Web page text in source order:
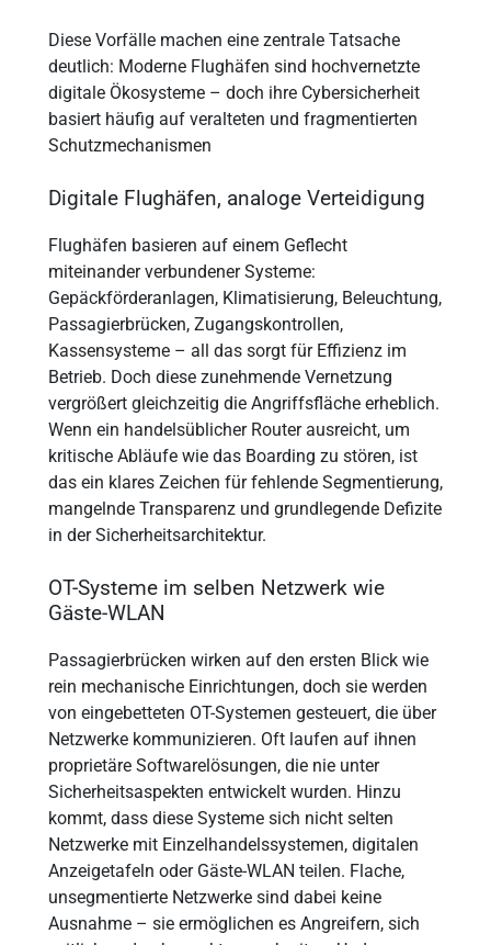
Diese Vorfälle machen eine zentrale Tatsache
deutlich: Moderne Flughäfen sind hochvernetzte
digitale Ökosysteme – doch ihre Cybersicherheit
basiert häufig auf veralteten und fragmentierten
Schutzmechanismen
Digitale Flughäfen, analoge Verteidigung
Flughäfen basieren auf einem Geflecht
miteinander verbundener Systeme:
Gepäckförderanlagen, Klimatisierung, Beleuchtung,
Passagierbrücken, Zugangskontrollen,
Kassensysteme – all das sorgt für Effizienz im
Betrieb. Doch diese zunehmende Vernetzung
vergrößert gleichzeitig die Angriffsfläche erheblich.
Wenn ein handelsüblicher Router ausreicht, um
kritische Abläufe wie das Boarding zu stören, ist
das ein klares Zeichen für fehlende Segmentierung,
mangelnde Transparenz und grundlegende Defizite
in der Sicherheitsarchitektur.
OT-Systeme im selben Netzwerk wie
Gäste-WLAN
Passagierbrücken wirken auf den ersten Blick wie
rein mechanische Einrichtungen, doch sie werden
von eingebetteten OT-Systemen gesteuert, die über
Netzwerke kommunizieren. Oft laufen auf ihnen
proprietäre Softwarelösungen, die nie unter
Sicherheitsaspekten entwickelt wurden. Hinzu
kommt, dass diese Systeme sich nicht selten
Netzwerke mit Einzelhandelssystemen, digitalen
Anzeigetafeln oder Gäste-WLAN teilen. Flache,
unsegmentierte Netzwerke sind dabei keine
Ausnahme – sie ermöglichen es Angreifern, sich